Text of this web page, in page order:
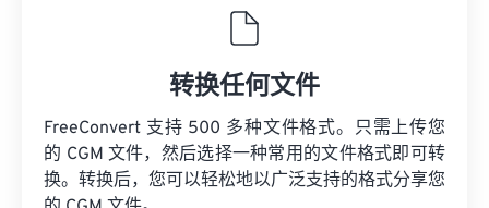
转换任何文件
FreeConvert 支持 500 多种文件格式。只需上传您
的 CGM 文件，然后选择一种常用的文件格式即可转
换。转换后，您可以轻松地以广泛支持的格式分享您